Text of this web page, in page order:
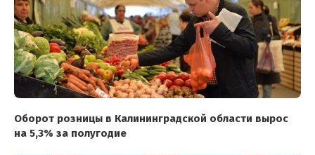
Оборот розницы в Калининградской области вырос
на 5,3% за полугодие